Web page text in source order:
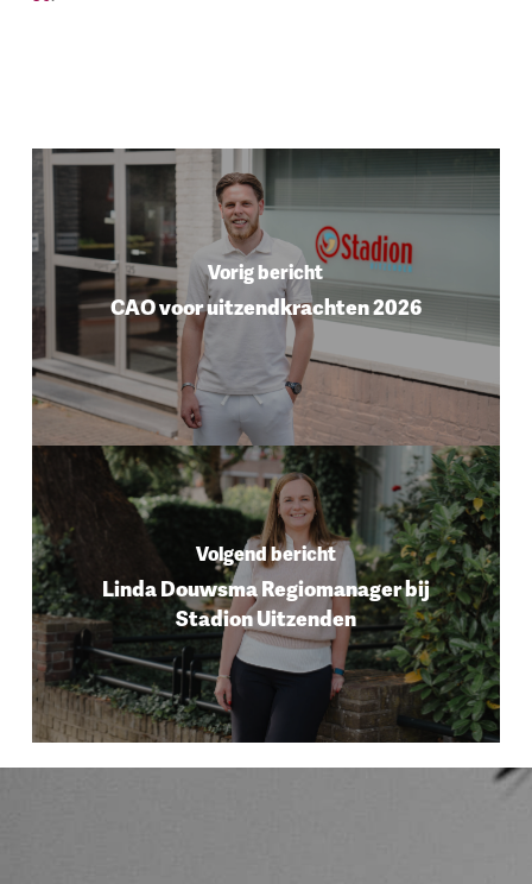
Vorig bericht
CAO voor uitzendkrachten 2026
Volgend bericht
Linda Douwsma Regiomanager bij
Stadion Uitzenden